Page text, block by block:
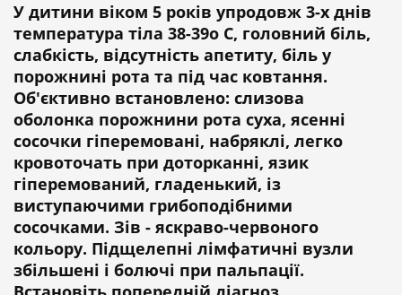
У дитини віком 5 років упродовж 3-х днів
температура тіла 38-39о С, головний біль,
слабкість, відсутність апетиту, біль у
порожнині рота та під час ковтання.
Об'єктивно встановлено: слизова
оболонка порожнини рота суха, ясенні
сосочки гіперемовані, набряклі, легко
кровоточать при доторканні, язик
гіперемований, гладенький, із
виступаючими грибоподібними
сосочками. Зів - яскраво-червоного
кольору. Підщелепні лімфатичні вузли
збільшені і болючі при пальпації.